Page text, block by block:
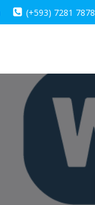
(+593) 7281 7878